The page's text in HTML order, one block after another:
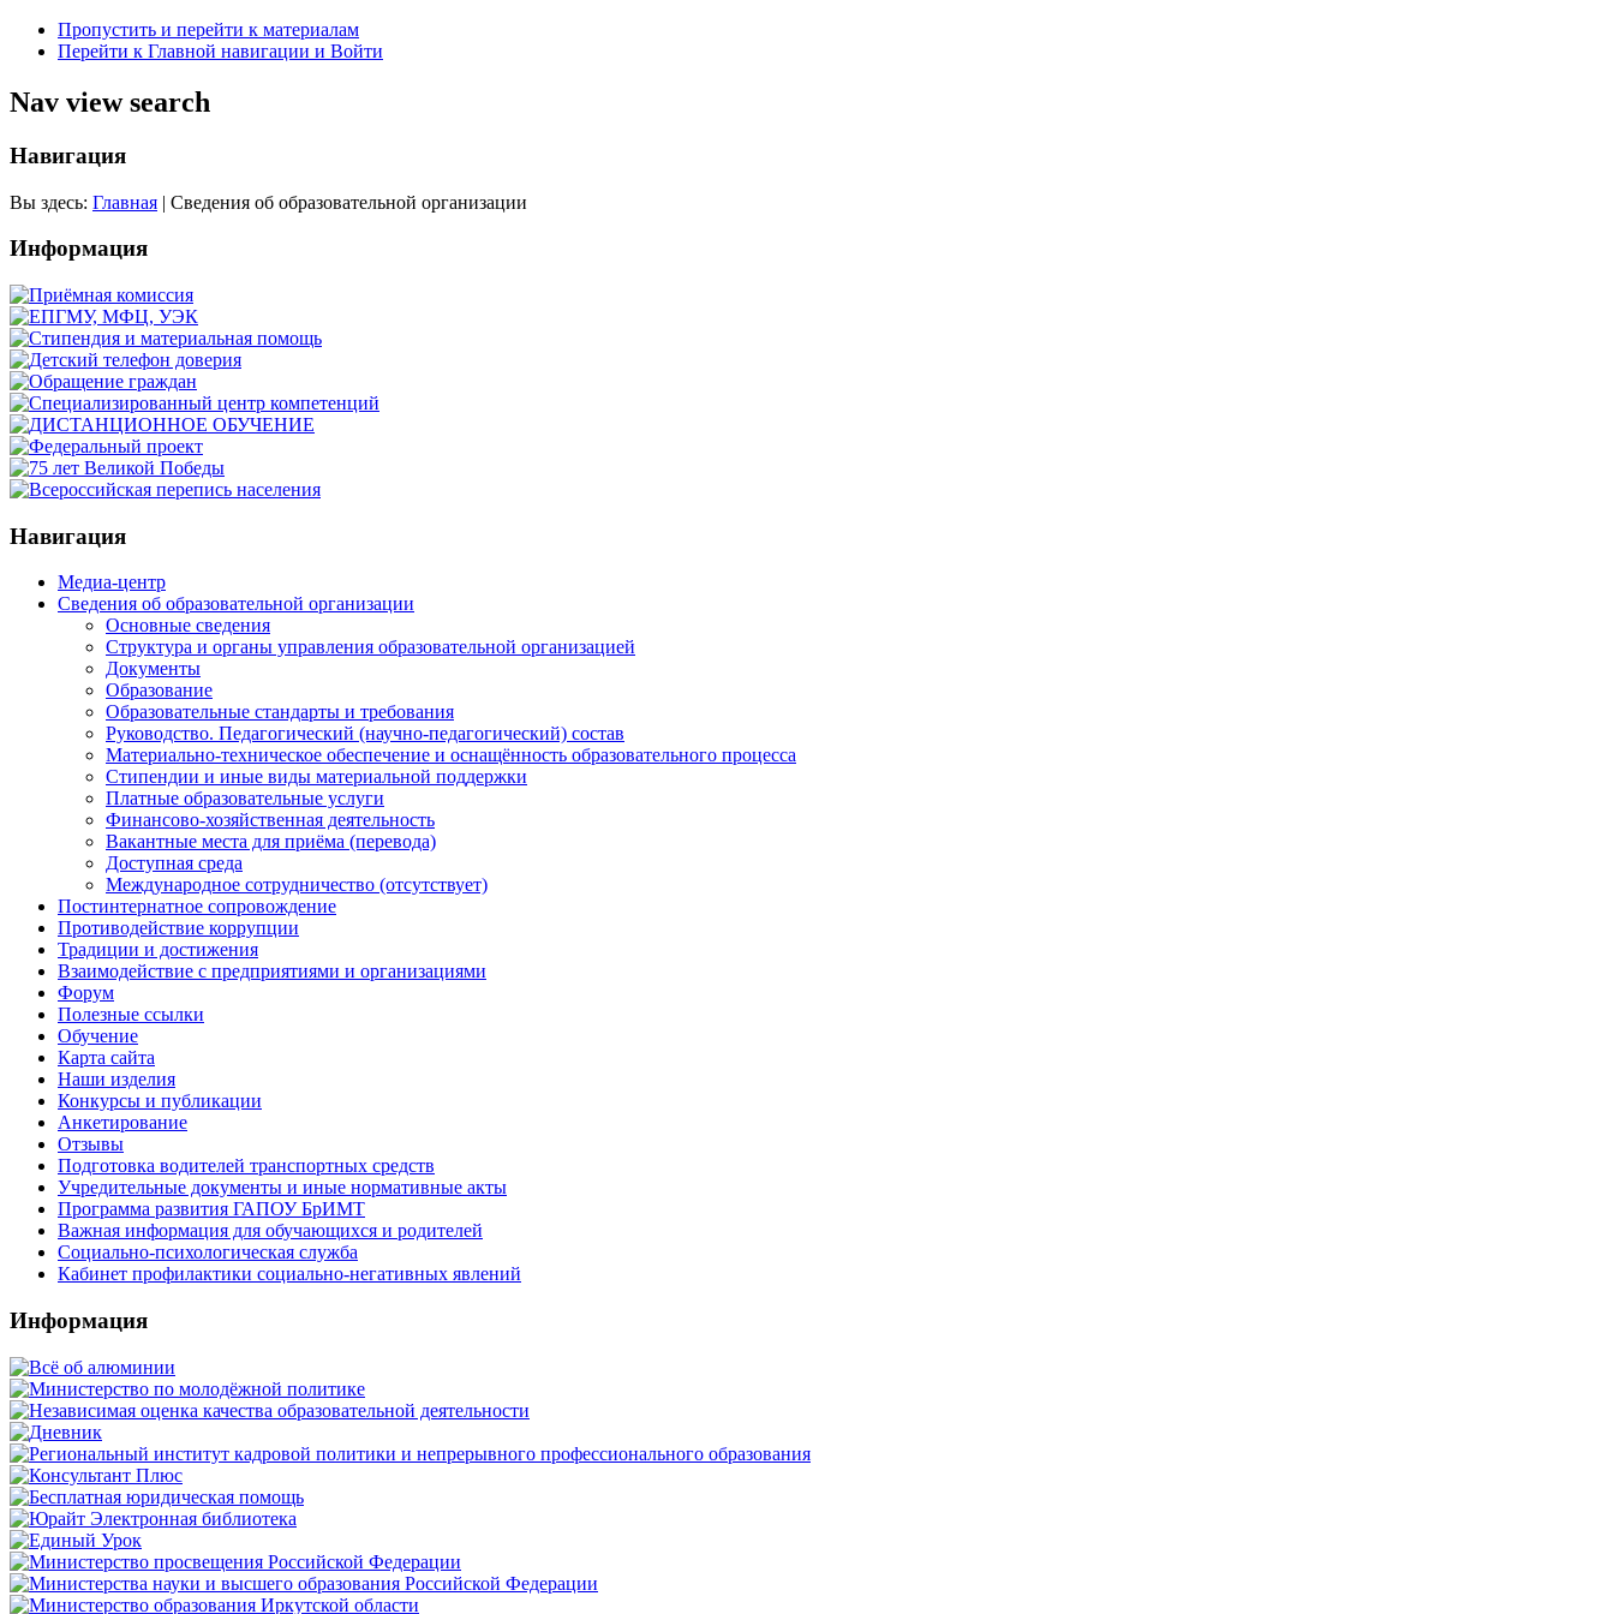
Пропустить и перейти к материалам
Перейти к Главной навигации и Войти
Nav view search
Навигация
Вы здесь: Главная | Сведения об образовательной организации
Информация
Навигация
Медиа-центр
Сведения об образовательной организации
Основные сведения
Структура и органы управления образовательной организацией
Документы
Образование
Образовательные стандарты и требования
Руководство. Педагогический (научно-педагогический) состав
Материально-техническое обеспечение и оснащённость образовательного процесса
Стипендии и иные виды материальной поддержки
Платные образовательные услуги
Финансово-хозяйственная деятельность
Вакантные места для приёма (перевода)
Доступная среда
Международное сотрудничество (отсутствует)
Постинтернатное сопровождение
Противодействие коррупции
Традиции и достижения
Взаимодействие с предприятиями и организациями
Форум
Полезные ссылки
Обучение
Карта сайта
Наши изделия
Конкурсы и публикации
Анкетирование
Отзывы
Подготовка водителей транспортных средств
Учредительные документы и иные нормативные акты
Программа развития ГАПОУ БрИМТ
Важная информация для обучающихся и родителей
Социально-психологическая служба
Кабинет профилактики социально-негативных явлений
Информация